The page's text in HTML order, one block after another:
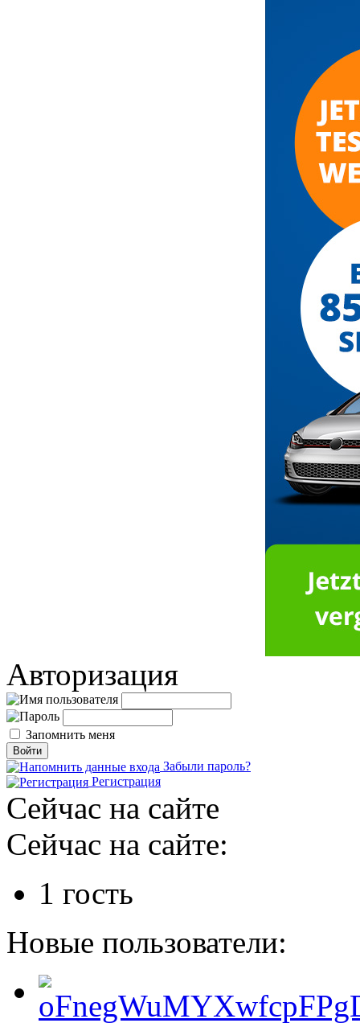
Авторизация
Запомнить меня
Забыли пароль?
Регистрация
Сейчас на сайте
Сейчас на сайте:
1 гость
Новые пользователи: